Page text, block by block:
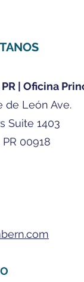
PR | Oficina
de León Ave.
Suite 1403
00918